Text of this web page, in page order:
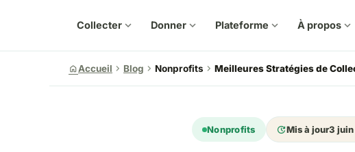
Collecter expand_more Donner expand_more Plateforme expand_more À propos expand_more
homeAccueil chevron_right Blog chevron_right Nonprofits chevron_right Meilleures Stratégies de
Nonprofits updateMis à jour3